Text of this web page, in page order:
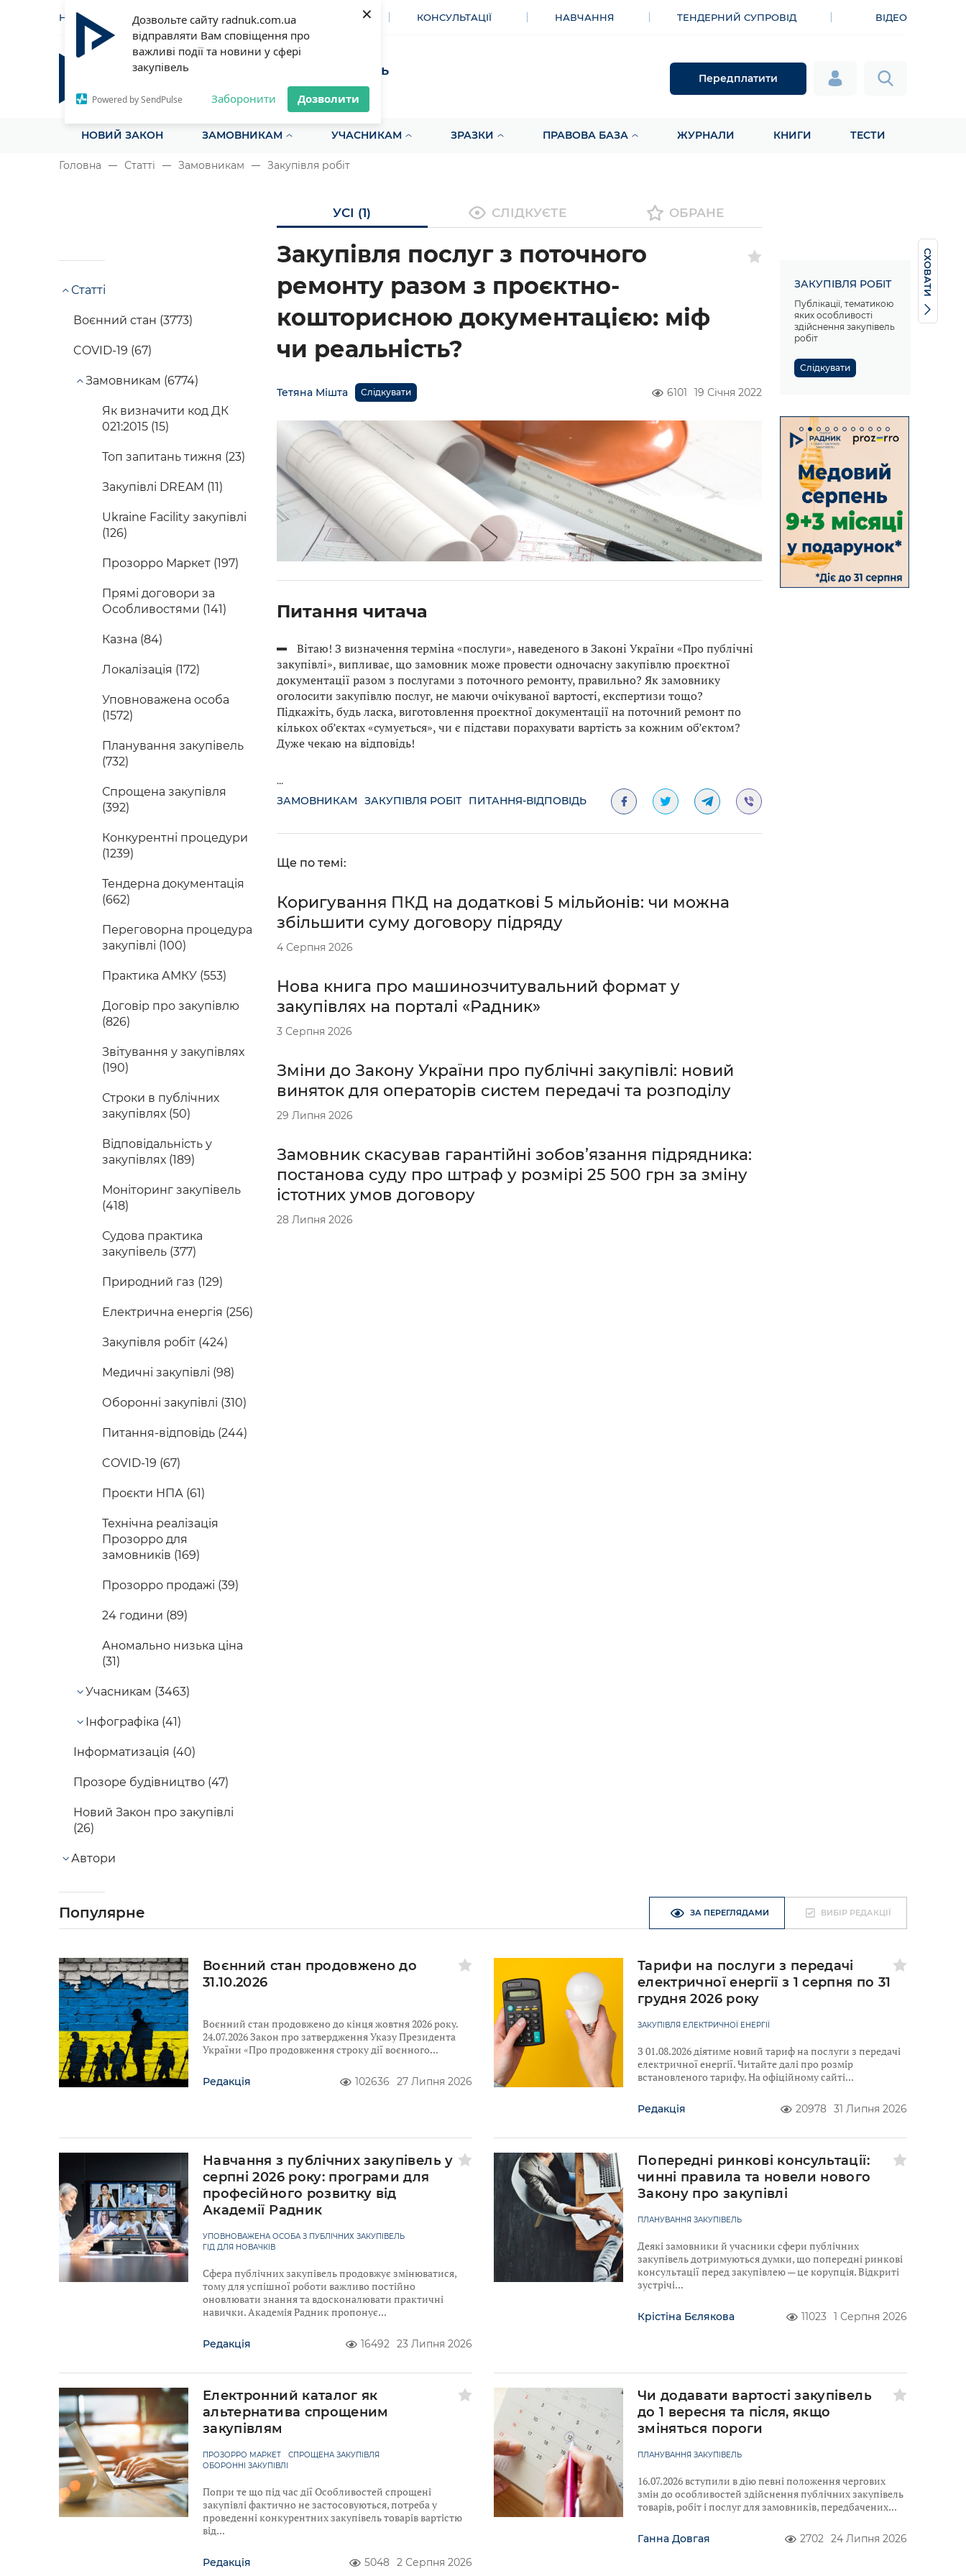
Дозвольте сайту radnuk.com.ua
відправляти Вам сповіщення про
важливі події та новини у сфері
закупівель
Powered by SendPulse Заборонити Дозволити
×
НОВИНИ СТАТТІ ІНСТРУМЕНТИ КОНСУЛЬТАЦІЇ НАВЧАННЯ ТЕНДЕРНИЙ СУПРОВІД ВІДЕО
Радник у сфері публічних закупівель
Все для закупівель на одному порталі
Передплатити
НОВИЙ ЗАКОН ЗАМОВНИКАМ УЧАСНИКАМ ЗРАЗКИ ПРАВОВА БАЗА ЖУРНАЛИ КНИГИ ТЕСТИ
Головна Статті Замовникам Закупівля робіт
УСІ (1) СЛІДКУЄТЕ ОБРАНЕ
Статті
Воєнний стан (3773)
COVID-19 (67)
Замовникам (6774)
Як визначити код ДК
021:2015 (15)
Топ запитань тижня (23)
Закупівлі DREAM (11)
Ukraine Facility закупівлі
(126)
Прозорро Маркет (197)
Прямі договори за
Особливостями (141)
Казна (84)
Локалізація (172)
Уповноважена особа
(1572)
Планування закупівель
(732)
Спрощена закупівля
(392)
Конкурентні процедури
(1239)
Тендерна документація
(662)
Переговорна процедура
закупівлі (100)
Практика АМКУ (553)
Договір про закупівлю
(826)
Звітування у закупівлях
(190)
Строки в публічних
закупівлях (50)
Відповідальність у
закупівлях (189)
Моніторинг закупівель
(418)
Судова практика
закупівель (377)
Природний газ (129)
Електрична енергія (256)
Закупівля робіт (424)
Медичні закупівлі (98)
Оборонні закупівлі (310)
Питання-відповідь (244)
COVID-19 (67)
Проєкти НПА (61)
Технічна реалізація
Прозорро для
замовників (169)
Прозорро продажі (39)
24 години (89)
Аномально низька ціна
(31)
Учасникам (3463)
Інфографіка (41)
Інформатизація (40)
Прозоре будівництво (47)
Новий Закон про закупівлі
(26)
Автори
Закупівля послуг з поточного
ремонту разом з проєктно-
кошторисною документацією: міф
чи реальність?
Тетяна Мішта Слідкувати 6101 19 Січня 2022
Питання читача
Вітаю! З визначення терміна «послуги», наведеного в Законі України «Про публічні
закупівлі», випливає, що замовник може провести одночасну закупівлю проєктної
документації разом з послугами з поточного ремонту, правильно? Як замовнику
оголосити закупівлю послуг, не маючи очікуваної вартості, експертизи тощо?
Підкажіть, будь ласка, виготовлення проєктної документації на поточний ремонт по
кількох об’єктах «сумується», чи є підстави порахувати вартість за кожним об’єктом?
Дуже чекаю на відповідь!
...
ЗАМОВНИКАМ ЗАКУПІВЛЯ РОБІТ ПИТАННЯ-ВІДПОВІДЬ
Ще по темі:
Коригування ПКД на додаткові 5 мільйонів: чи можна
збільшити суму договору підряду
4 Серпня 2026
Нова книга про машинозчитувальний формат у
закупівлях на порталі «Радник»
3 Серпня 2026
Зміни до Закону України про публічні закупівлі: новий
виняток для операторів систем передачі та розподілу
29 Липня 2026
Замовник скасував гарантійні зобов’язання підрядника:
постанова суду про штраф у розмірі 25 500 грн за зміну
істотних умов договору
28 Липня 2026
ЗАКУПІВЛЯ РОБІТ
Публікації, тематикою
яких особливості
здійснення закупівель
робіт
Слідкувати
СХОВАТИ
Популярне ЗА ПЕРЕГЛЯДАМИ ВИБІР РЕДАКЦІЇ
Воєнний стан продовжено до
31.10.2026
Воєнний стан продовжено до кінця жовтня 2026 року.
24.07.2026 Закон про затвердження Указу Президента
України «Про продовження строку дії воєнного
Редакція 102636 27 Липня 2026
Тарифи на послуги з передачі
електричної енергії з 1 серпня по 31
грудня 2026 року
ЗАКУПІВЛЯ ЕЛЕКТРИЧНОЇ ЕНЕРГІЇ
З 01.08.2026 діятиме новий тариф на послуги з передачі
електричної енергії. Читайте далі про розмір
встановленого тарифу. На офіційному сайті
Редакція 20978 31 Липня 2026
Навчання з публічних закупівель у
серпні 2026 року: програми для
професійного розвитку від
Академії Радник
УПОВНОВАЖЕНА ОСОБА З ПУБЛІЧНИХ ЗАКУПІВЕЛЬ
ГІД ДЛЯ НОВАЧКІВ
Сфера публічних закупівель продовжує змінюватися,
тому для успішної роботи важливо постійно
оновлювати знання та вдосконалювати практичні
навички. Академія Радник пропонує
Редакція 16492 23 Липня 2026
Попередні ринкові консультації:
чинні правила та новели нового
Закону про закупівлі
ПЛАНУВАННЯ ЗАКУПІВЕЛЬ
Деякі замовники й учасники сфери публічних
закупівель дотримуються думки, що попередні ринкові
консультації перед закупівлею — це корупція. Відкриті
зустрічі
Крістіна Бєлякова 11023 1 Серпня 2026
Електронний каталог як
альтернатива спрощеним
закупівлям
ПРОЗОРРО МАРКЕТ
СПРОЩЕНА ЗАКУПІВЛЯ
ОБОРОННІ ЗАКУПІВЛІ
Попри те що під час дії Особливостей спрощені
закупівлі фактично не застосовуються, потреба у
проведенні конкурентних закупівель товарів вартістю
від
Редакція 5048 2 Серпня 2026
Чи додавати вартості закупівель
до 1 вересня та після, якщо
зміняться пороги
ПЛАНУВАННЯ ЗАКУПІВЕЛЬ
16.07.2026 вступили в дію певні положення чергових
змін до особливостей здійснення публічних закупівель
товарів, робіт і послуг для замовників, передбачених
Ганна Довгая 2702 24 Липня 2026